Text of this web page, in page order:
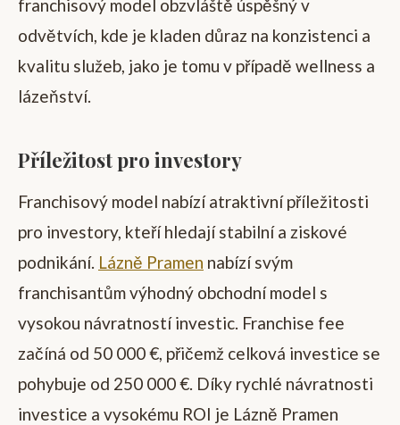
franchisový model obzvláště úspěšný v
odvětvích, kde je kladen důraz na konzistenci a
kvalitu služeb, jako je tomu v případě wellness a
lázeňství.
Příležitost pro investory
Franchisový model nabízí atraktivní příležitosti
pro investory, kteří hledají stabilní a ziskové
podnikání. Lázně Pramen nabízí svým
franchisantům výhodný obchodní model s
vysokou návratností investic. Franchise fee
začíná od 50 000 €, přičemž celková investice se
pohybuje od 250 000 €. Díky rychlé návratnosti
investice a vysokému ROI je Lázně Pramen